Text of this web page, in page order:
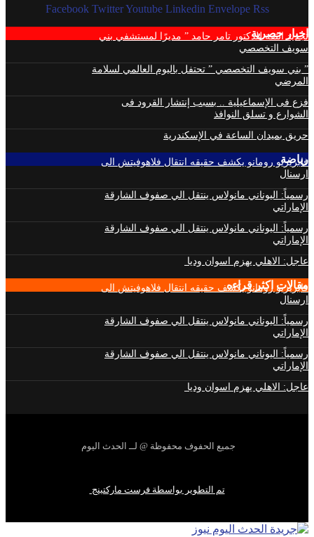
Facebook Twitter Youtube Linkedin Envelope Rss
اخبار حصرية
تجديد الثقة للدكتور تامر حامد ” مديرًا لمستشفي بني
سويف التخصصي
” بني سويف التخصصي ” تحتفل باليوم العالمي لسلامة
المرضي
فزع فى الإسماعيلية .. بسبب إنتشار القرود فى
الشوارع و تسلق النوافذ
حريق بميدان الساعة في الإسكندرية
رياضة
فابريزيو رومانو يكشف حقيقه انتقال فلاهوفيتش الى
ارسنال
رسمياً: اليوناني مانولاس ينتقل الي صفوف الشارقة
الإماراتي
رسمياً: اليوناني مانولاس ينتقل الي صفوف الشارقة
الإماراتي
عاجل: الاهلي يهزم اسوان وديا
مقالات اكثر قراءه
فابريزيو رومانو يكشف حقيقه انتقال فلاهوفيتش الى
ارسنال
رسمياً: اليوناني مانولاس ينتقل الي صفوف الشارقة
الإماراتي
رسمياً: اليوناني مانولاس ينتقل الي صفوف الشارقة
الإماراتي
عاجل: الاهلي يهزم اسوان وديا
جميع الحفوف محفوظة @ لــ الحدث اليوم
تم التطوير بواسطة فرست ماركتينج